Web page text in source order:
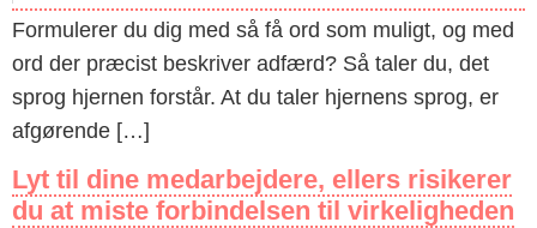
Formulerer du dig med så få ord som muligt, og med
ord der præcist beskriver adfærd? Så taler du, det
sprog hjernen forstår. At du taler hjernens sprog, er
afgørende […]
Lyt til dine medarbejdere, ellers risikerer
du at miste forbindelsen til virkeligheden